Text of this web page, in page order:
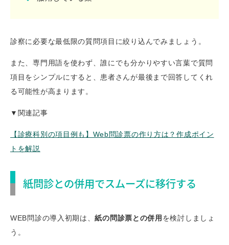
診察に必要な最低限の質問項目に絞り込んでみましょう。
また、専門用語を使わず、誰にでも分かりやすい言葉で質問
項目をシンプルにすると、患者さんが最後まで回答してくれ
る可能性が高まります。
▼関連記事
【診療科別の項目例も】Web問診票の作り方は？作成ポイン
トを解説
紙問診との併用でスムーズに移行する
WEB問診の導入初期は、紙の問診票との併用 を検討しましょ
う。